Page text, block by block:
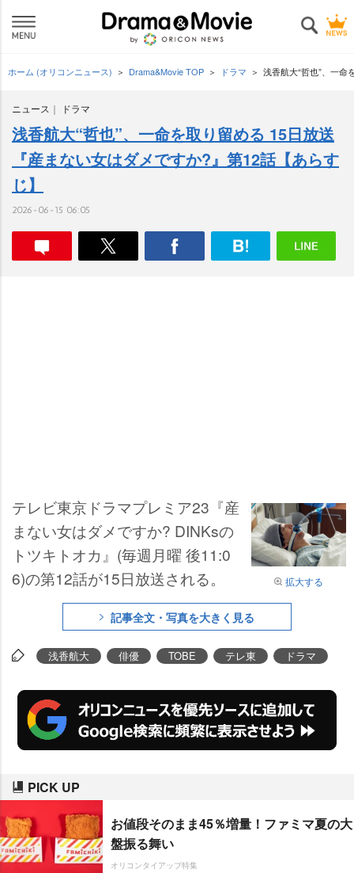
ホーム (オリコンニュース) Drama&Movie TOP ドラマ 浅香航大“哲也”、一
ニュース ドラマ
浅香航大“哲也”、一命を取り留める 15日放送
『産まない女はダメですか?』第12話【あらす
じ】
2026-06-15 06:05
拡大する
テレビ東京ドラマプレミア23『産
まない女はダメですか? DINKsの
トツキトオカ』(毎週月曜 後11:0
6)の第12話が15日放送される。
記事全文・写真を大きく見る
浅香航大 俳優 TOBE テレ東 ドラマ
PICK UP
お値段そのまま45％増量！ファミマ夏の大
盤振る舞い
オリコンタイアップ特集